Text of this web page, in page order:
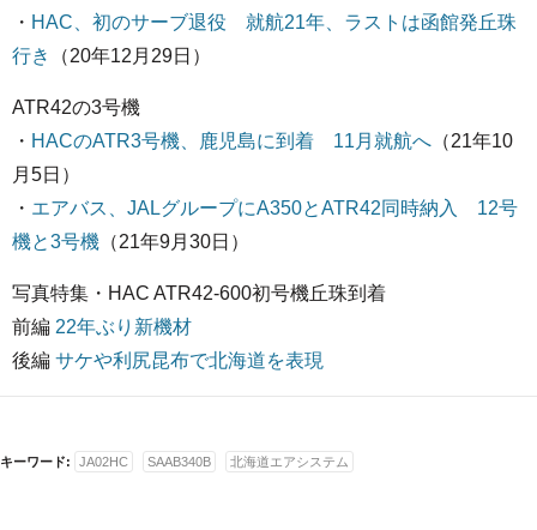
・ HAC、初のサーブ退役 就航21年、ラストは函館発丘珠
行き
（20年12月29日）
ATR42の3号機
・ HACのATR3号機、鹿児島に到着 11月就航へ （21年10
月5日）
・ エアバス、JALグループにA350とATR42同時納入 12号
機と3号機 （21年9月30日）
写真特集・HAC ATR42-600初号機丘珠到着
前編 22年ぶり新機材
後編 サケや利尻昆布で北海道を表現
キーワード: JA02HC SAAB340B 北海道エアシステム